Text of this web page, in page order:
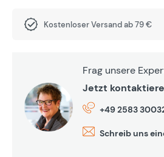
Kostenloser Versand ab 79 €
Frag unsere
Jetzt
+49 2583
Schreib uns